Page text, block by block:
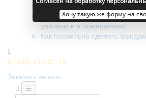
Поликарбонатные ворота - в
Разница установки
уличных и в помещениях
Как правильно сделать
8 (495) 411-27-16
Заказать звонок
☰
Хочу такую же форму на